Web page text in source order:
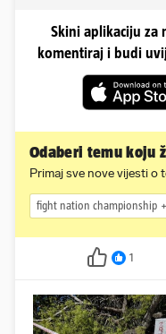
Skini aplikaciju za
komentiraj i budi
Odaberi temu koju
Primaj sve nove vijesti o
fight nation championship
1